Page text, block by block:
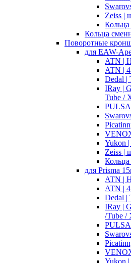
Zeiss |
Кольца
Поворотные
для EAW-
ATN |
ATN |
Dedal |
IRay |
Tube /
Yukon
Zeiss |
для Prisma
ATN |
ATN |
Dedal |
IRay |
/Tube /
Yukon